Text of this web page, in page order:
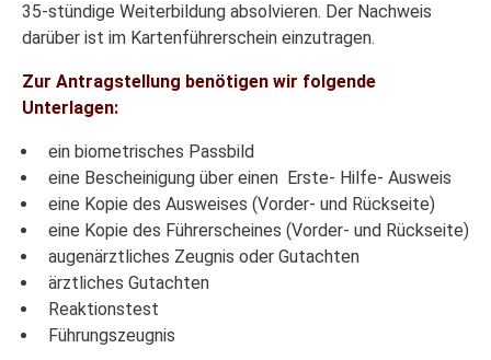
35-stündige Weiterbildung absolvieren. Der Nachweis
darüber ist im Kartenführerschein einzutragen.
Zur Antragstellung benötigen wir folgende
Unterlagen:
ein biometrisches Passbild
eine Bescheinigung über einen Erste- Hilfe- Ausweis
eine Kopie des Ausweises (Vorder- und Rückseite)
eine Kopie des Führerscheines (Vorder- und Rückseite)
augenärztliches Zeugnis oder Gutachten
ärztliches Gutachten
Reaktionstest
Führungszeugnis